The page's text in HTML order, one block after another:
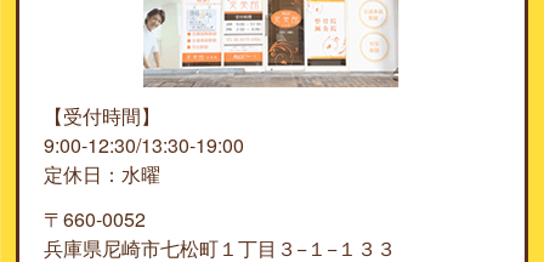
【受付時間】
9:00-12:30/13:30-19:00
定休日：水曜
〒660-0052
兵庫県尼崎市七松町１丁目３−１−１３３